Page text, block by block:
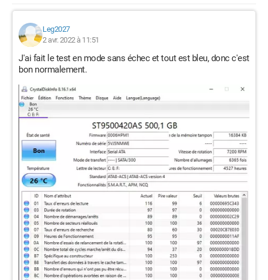
Leg2027
2 avr. 2022 à 11:51
J'ai fait le test en mode sans échec et tout est bleu, donc c'est
bon normalement.